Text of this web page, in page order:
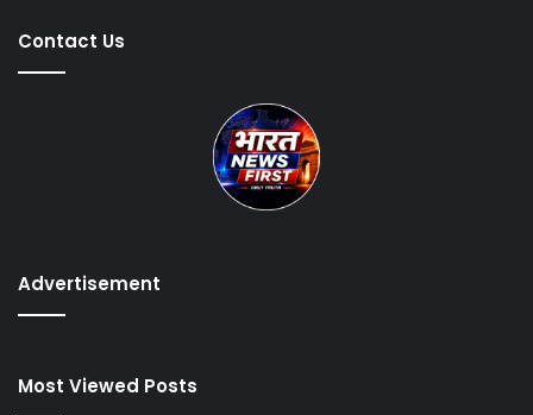
Contact Us
Advertisement
Most Viewed Posts